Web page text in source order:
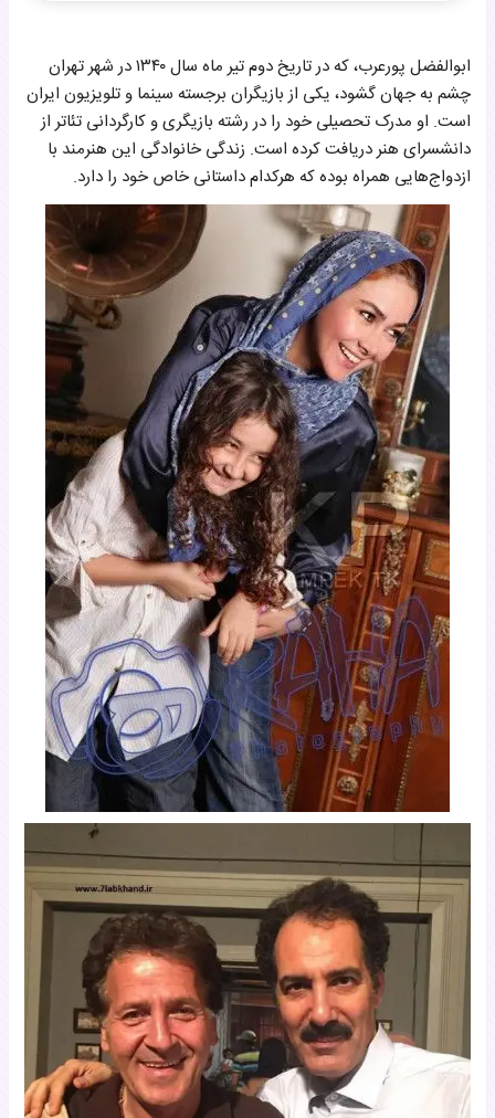
چالش سلامتی و درمان
ابوالفضل پورعرب، که در تاریخ دوم تیر ماه سال ۱۳۴۰ در شهر تهران
چشم به جهان گشود، یکی از بازیگران برجسته سینما و تلویزیون ایران
است. او مدرک تحصیلی خود را در رشته بازیگری و کارگردانی تئاتر از
دانشسرای هنر دریافت کرده است. زندگی خانوادگی این هنرمند با
ازدواج‌هایی همراه بوده که هرکدام داستانی خاص خود را دارد.